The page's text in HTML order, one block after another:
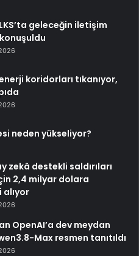
geleceğin iletişim
koridorları tıkanıyor,
neden yükseliyor?
zekâ destekli saldırıları
2,4 milyar dolara
alıyor
OpenAI’a dev meydan
Max resmen tanıtıldı